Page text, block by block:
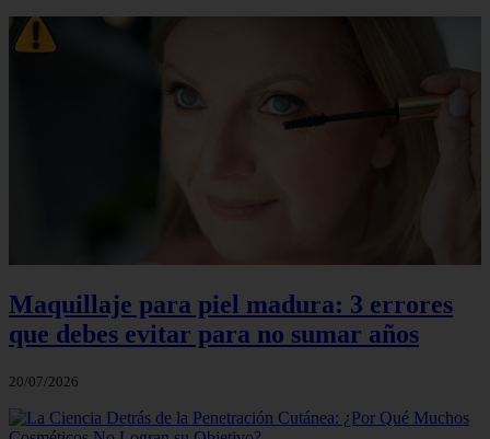
Maquillaje para piel madura: 3 errores
que debes evitar para no sumar años
20/07/2026